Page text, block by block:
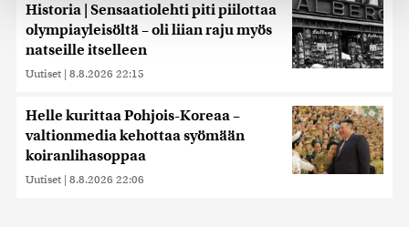
räätälöimiseen, sosiaalisen median ominaisuuksien
tukemiseen ja kävijämäärämme analysoimiseen. Lisäksi
jaamme sosiaalisen median, mainosalan ja analytiikka-
alan kumppaneillemme tietoja siitä, miten käytät
tietoja muihin tietoihin, joita olet antanut heille tai joita on
kerätty, kun olet käyttänyt heidän palvelujaan. Tietoja
saatetaan myös siirtää ulkomaille.
Historia | Sensaatiolehti piti piilottaa
olympiayleisöltä – oli liian raju myös
natseille itselleen
Uutiset | 8.8.2026 22:15
Helle kurittaa Pohjois-Koreaa –
valtionmedia kehottaa syömään
koiranlihasoppaa
Uutiset | 8.8.2026 22:06